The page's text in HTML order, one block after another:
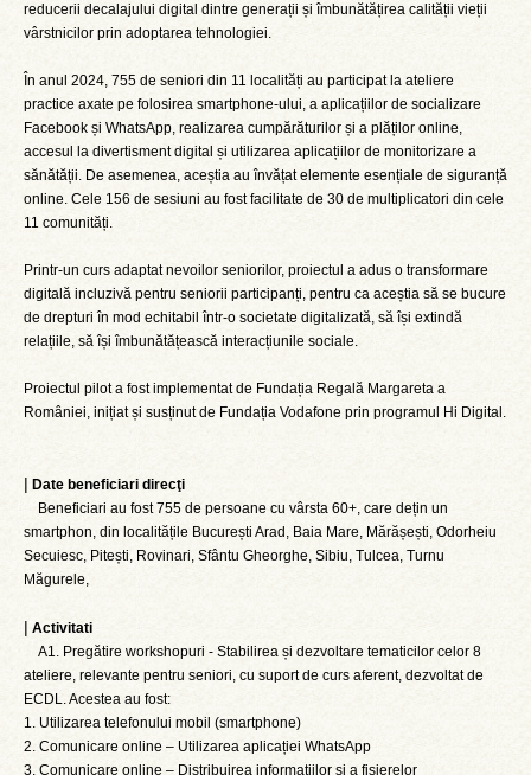
reducerii decalajului digital dintre generații și îmbunătățirea calității vieții
vârstnicilor prin adoptarea tehnologiei.
În anul 2024, 755 de seniori din 11 localități au participat la ateliere
practice axate pe folosirea smartphone-ului, a aplicațiilor de socializare
Facebook și WhatsApp, realizarea cumpărăturilor și a plăților online,
accesul la divertisment digital și utilizarea aplicațiilor de monitorizare a
sănătății. De asemenea, aceștia au învățat elemente esențiale de siguranță
online. Cele 156 de sesiuni au fost facilitate de 30 de multiplicatori din cele
11 comunități.
Printr-un curs adaptat nevoilor seniorilor, proiectul a adus o transformare
digitală incluzivă pentru seniorii participanți, pentru ca aceștia să se bucure
de drepturi în mod echitabil într-o societate digitalizată, să își extindă
relațiile, să își îmbunătățească interacțiunile sociale.
Proiectul pilot a fost implementat de Fundația Regală Margareta a
României, inițiat și susținut de Fundația Vodafone prin programul Hi Digital.
| Date beneficiari direcţi
Beneficiari au fost 755 de persoane cu vârsta 60+, care dețin un
smartphon, din localitățile București Arad, Baia Mare, Mărășești, Odorheiu
Secuiesc, Pitești, Rovinari, Sfântu Gheorghe, Sibiu, Tulcea, Turnu
Măgurele,
| Activitati
A1. Pregătire workshopuri - Stabilirea și dezvoltare tematicilor celor 8
ateliere, relevante pentru seniori, cu suport de curs aferent, dezvoltat de
ECDL. Acestea au fost:
1. Utilizarea telefonului mobil (smartphone)
2. Comunicare online – Utilizarea aplicației WhatsApp
3. Comunicare online – Distribuirea informațiilor și a fișierelor